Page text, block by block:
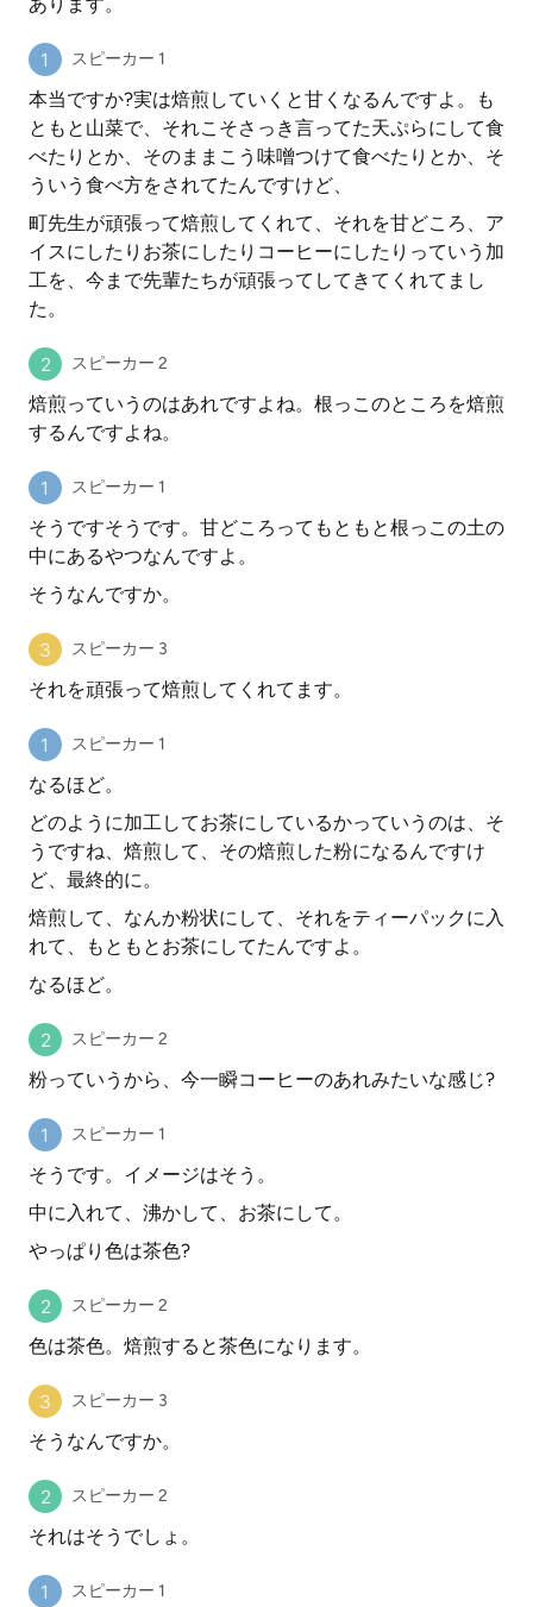
スピーカー 1
本当ですか?実は焙煎していくと甘くなるんですよ。も
ともと山菜で、それこそさっき言ってた天ぷらにして食
べたりとか、そのままこう味噌つけて食べたりとか、そ
ういう食べ方をされてたんですけど、
町先生が頑張って焙煎してくれて、それを甘どころ、ア
イスにしたりお茶にしたりコーヒーにしたりっていう加
工を、今まで先輩たちが頑張ってしてきてくれてまし
た。
スピーカー 2
焙煎っていうのはあれですよね。根っこのところを焙煎
するんですよね。
スピーカー 1
そうですそうです。甘どころってもともと根っこの土の
中にあるやつなんですよ。
そうなんですか。
スピーカー 3
それを頑張って焙煎してくれてます。
スピーカー 1
なるほど。
どのように加工してお茶にしているかっていうのは、そ
うですね、焙煎して、その焙煎した粉になるんですけ
ど、最終的に。
焙煎して、なんか粉状にして、それをティーパックに入
れて、もともとお茶にしてたんですよ。
なるほど。
スピーカー 2
粉っていうから、今一瞬コーヒーのあれみたいな感じ?
スピーカー 1
そうです。イメージはそう。
中に入れて、沸かして、お茶にして。
やっぱり色は茶色?
スピーカー 2
色は茶色。焙煎すると茶色になります。
スピーカー 3
そうなんですか。
スピーカー 2
それはそうでしょ。
スピーカー 1